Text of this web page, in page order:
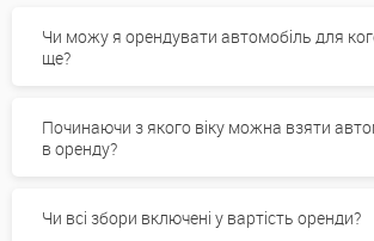
Чи можу я орендувати автомобіль для
ще?
Починаючи з якого віку можна взяти
в оренду?
Чи всі збори включені у вартість оренди?